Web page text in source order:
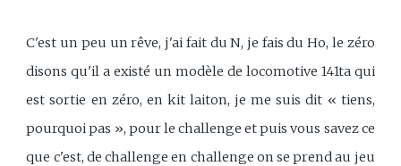
C'est un peu un rêve, j'ai fait du N, je fais du Ho, le zéro
disons qu'il a existé un modèle de locomotive 141ta qui
est sortie en zéro, en kit laiton, je me suis dit « tiens,
pourquoi pas », pour le challenge et puis vous savez ce
que c'est, de challenge en challenge on se prend au jeu